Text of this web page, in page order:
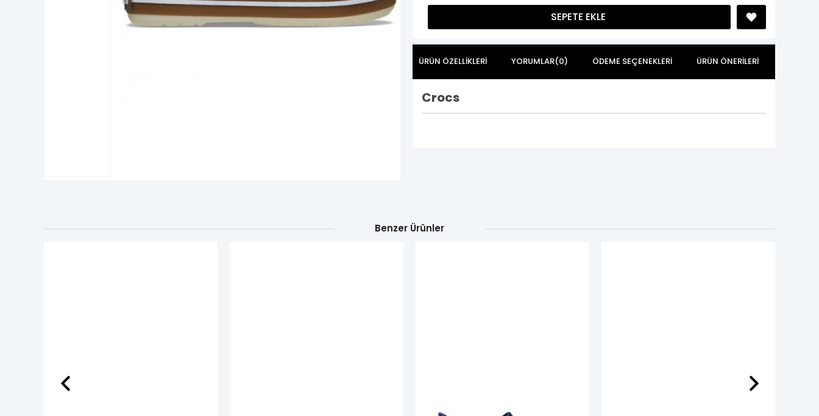
ÜRÜN ÖZELLIKLERI YORUMLAR(0) ÖDEME SEÇENEKLERI ÜRÜN ÖNERILERI
Crocs
Benzer Ürünler